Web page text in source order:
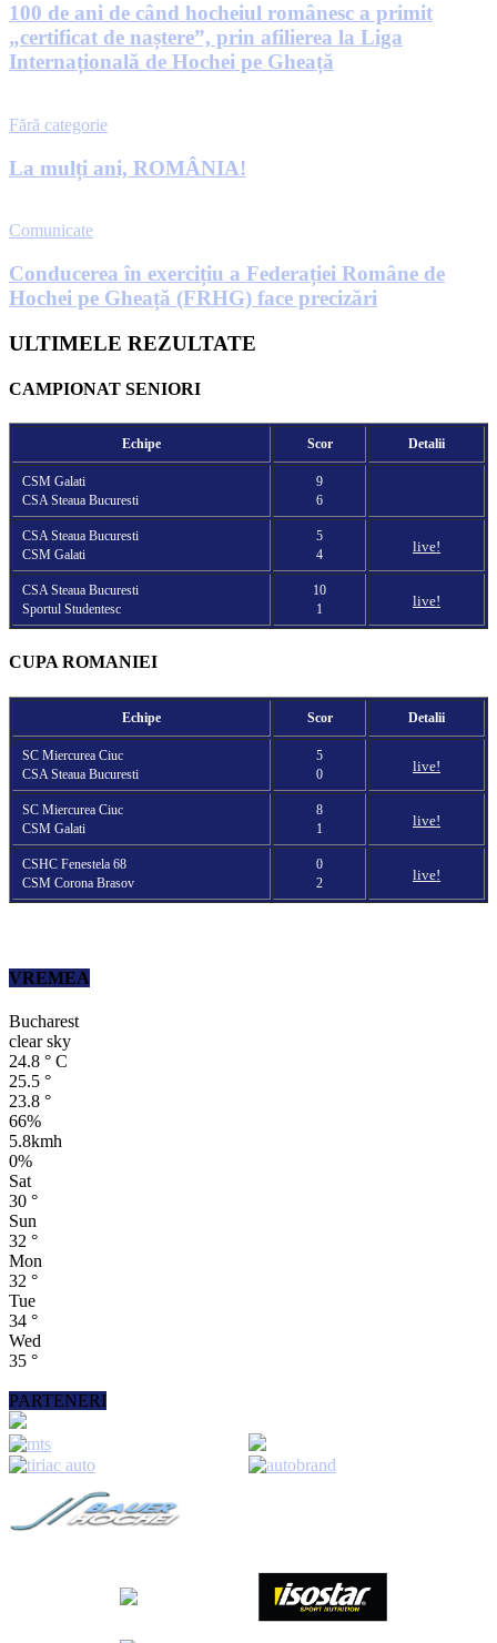
100 de ani de când hocheiul românesc a primit
„certificat de naștere”, prin afilierea la Liga
Internațională de Hochei pe Gheață
Fără categorie
La mulți ani, ROMÂNIA!
Comunicate
Conducerea în exercițiu a Federației Române de
Hochei pe Gheață (FRHG) face precizări
ULTIMELE REZULTATE
CAMPIONAT SENIORI
Echipe Scor Detalii
CSM Galati
CSA Steaua Bucuresti
9
6
CSA Steaua Bucuresti
CSM Galati
5
4
live!
CSA Steaua Bucuresti
Sportul Studentesc
10
1
live!
CUPA ROMANIEI
Echipe Scor Detalii
SC Miercurea Ciuc
CSA Steaua Bucuresti
5
0
live!
SC Miercurea Ciuc
CSM Galati
8
1
live!
CSHC Fenestela 68
CSM Corona Brasov
0
2
live!
VREMEA
Bucharest
clear sky
24.8 ° C
25.5 °
23.8 °
66%
5.8kmh
0%
Sat
30 °
Sun
32 °
Mon
32 °
Tue
34 °
Wed
35 °
PARTENERI